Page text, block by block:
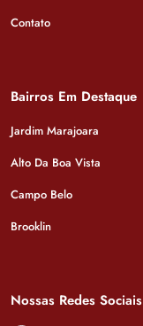
Contato
Bairros Em Destaque
Jardim Marajoara
Alto Da Boa Vista
Campo Belo
Brooklin
Nossas Redes Sociais